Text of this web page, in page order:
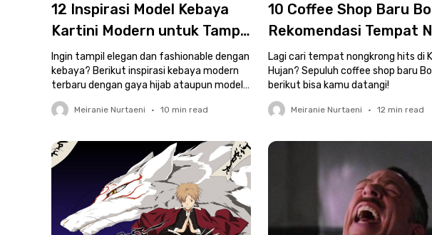
12 Inspirasi Model Kebaya
Kartini Modern untuk Tampil
Elegan di Acara Spesial
Ingin tampil elegan dan fashionable dengan
kebaya? Berikut inspirasi kebaya modern
terbaru dengan gaya hijab ataupun model
panjang.
Meiranie Nurtaeni • 10 min read
10 Coffee Shop Baru
Rekomendasi Tempat
Kekinian yang
Lagi cari tempat nongkrong hits di
Hujan? Sepuluh coffee shop baru
berikut bisa kamu datangi!
Meiranie Nurtaeni • 12min read